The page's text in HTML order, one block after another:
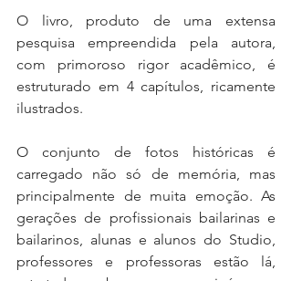
O livro, produto de uma extensa
pesquisa empreendida pela autora,
com primoroso rigor acadêmico, é
estruturado em 4 capítulos, ricamente
ilustrados.
O conjunto de fotos históricas é
carregado não só de memória, mas
principalmente de muita emoção. As
gerações de profissionais bailarinas e
bailarinos, alunas e alunos do Studio,
professores e professoras estão lá,